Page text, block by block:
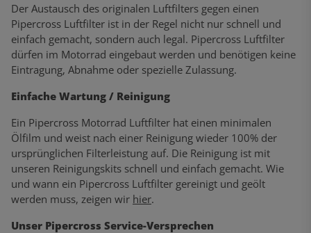
Der Austausch des originalen Luftfilters gegen einen
Pipercross Luftfilter ist in der Regel nicht nur schnell und
einfach gemacht, sondern auch legal. Pipercross Luftfilter
dürfen im Motorrad eingebaut werden und benötigen keine
Eintragung, Abnahme oder spezielle Zulassung.
Einfache Wartung / Reinigung
Ein Pipercross Motorrad Luftfilter hat einen minimalen
Ölfilm und weist nach einer Reinigung wieder 100% der
ursprünglichen Filterleistung auf. Die Reinigung ist mit
unseren Reinigungskits schnell und einfach gemacht. Wie
und wann ein Pipercross Luftfilter gereinigt und geölt
werden muss, zeigen wir hier.
Unser Pipercross Service-Versprechen